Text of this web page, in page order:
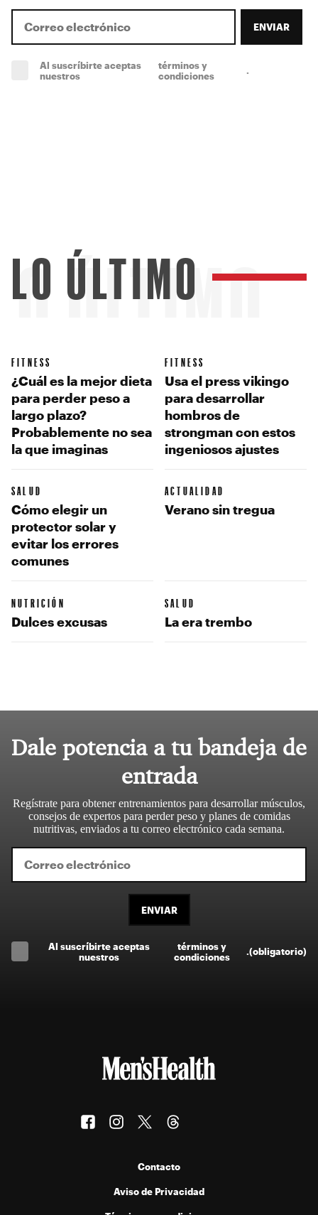
ENVIAR
Al suscríbirte aceptas
nuestros
términos y
condiciones
.
ÚLTIMO
LO ÚLTIMO
FITNESS
¿Cuál es la mejor dieta
para perder peso a
largo plazo?
Probablemente no sea
la que imaginas
FITNESS
Usa el press vikingo
para desarrollar
hombros de
strongman con estos
ingeniosos ajustes
SALUD
Cómo elegir un
protector solar y
evitar los errores
comunes
ACTUALIDAD
Verano sin tregua
NUTRICIÓN
Dulces excusas
SALUD
La era trembo
Dale potencia a tu bandeja de
entrada
Regístrate para obtener entrenamientos para desarrollar músculos,
consejos de expertos para perder peso y planes de comidas
nutritivas, enviados a tu correo electrónico cada semana.
ENVIAR
Al suscríbirte aceptas
nuestros
términos y
condiciones
.(obligatorio)
Contacto
Aviso de Privacidad